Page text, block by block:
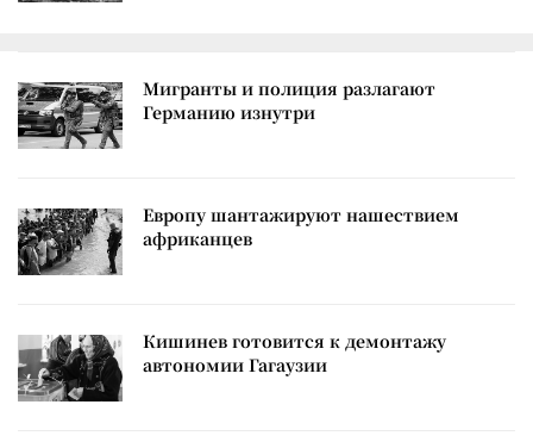
Мигранты и полиция разлагают
Германию изнутри
Европу шантажируют нашествием
африканцев
Кишинев готовится к демонтажу
автономии Гагаузии